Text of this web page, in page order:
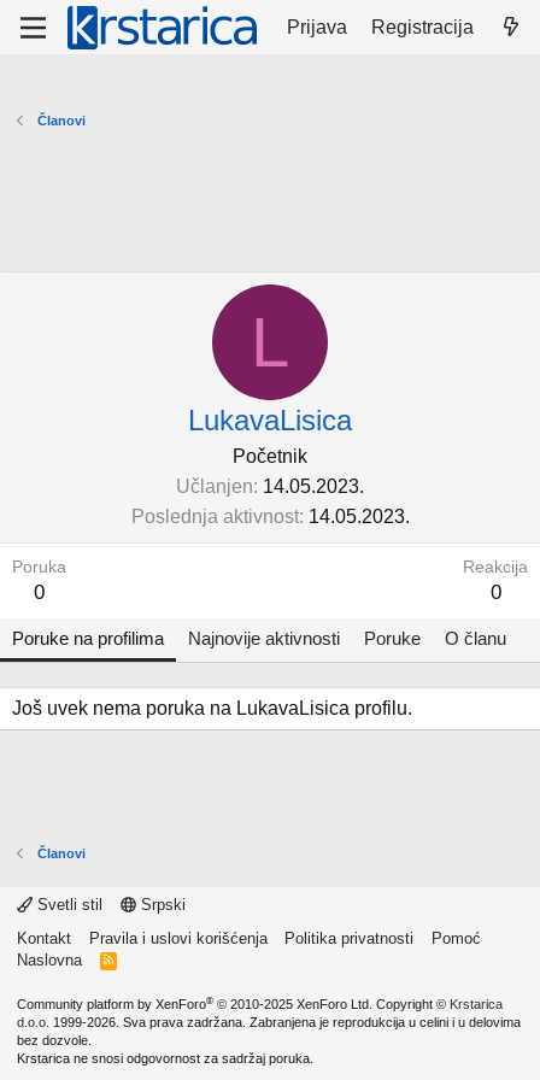
Prijava Registracija
Članovi
L
LukavaLisica
Početnik
Učlanjen 14.05.2023.
Poslednja aktivnost 14.05.2023.
Poruka
0
Reakcija
0
Poruke na profilima Najnovije aktivnosti Poruke O članu
Još uvek nema poruka na LukavaLisica profilu.
Članovi
Svetli stil
Srpski
Kontakt
Pravila i uslovi korišćenja Politika privatnosti
Pomoć
Naslovna
R
Community platform by XenForo® © 2010-2025 XenForo Ltd. Copyright © Krstarica
d.o.o. 1999-2026. Sva prava zadržana. Zabranjena je reprodukcija u celini i u delovima
bez dozvole.
Krstarica ne snosi odgovornost za sadržaj poruka.